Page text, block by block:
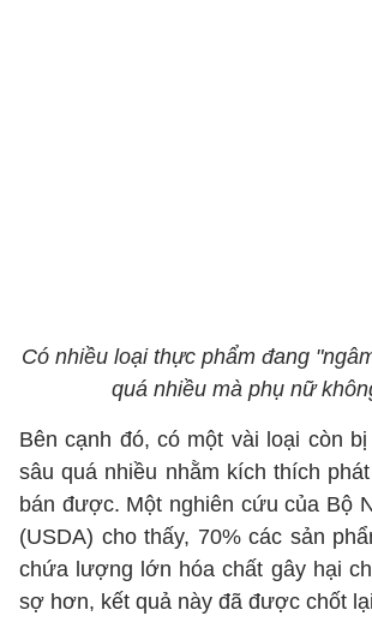
Có nhiều loại thực phẩm đang
quá nhiều mà phụ nữ
Bên cạnh đó, có một vài loại còn
sâu quá nhiều nhằm kích thích
bán được. Một nghiên cứu của Bộ
(USDA) cho thấy, 70% các sản
chứa lượng lớn hóa chất gây hại
sợ hơn, kết quả này đã được chốt